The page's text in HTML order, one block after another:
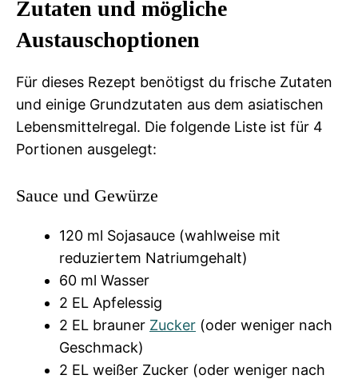
Zutaten und mögliche
Austauschoptionen
Für dieses Rezept benötigst du frische Zutaten
und einige Grundzutaten aus dem asiatischen
Lebensmittelregal. Die folgende Liste ist für 4
Portionen ausgelegt:
Sauce und Gewürze
120 ml Sojasauce (wahlweise mit
reduziertem Natriumgehalt)
60 ml Wasser
2 EL Apfelessig
2 EL brauner Zucker (oder weniger nach
Geschmack)
2 EL weißer Zucker (oder weniger nach